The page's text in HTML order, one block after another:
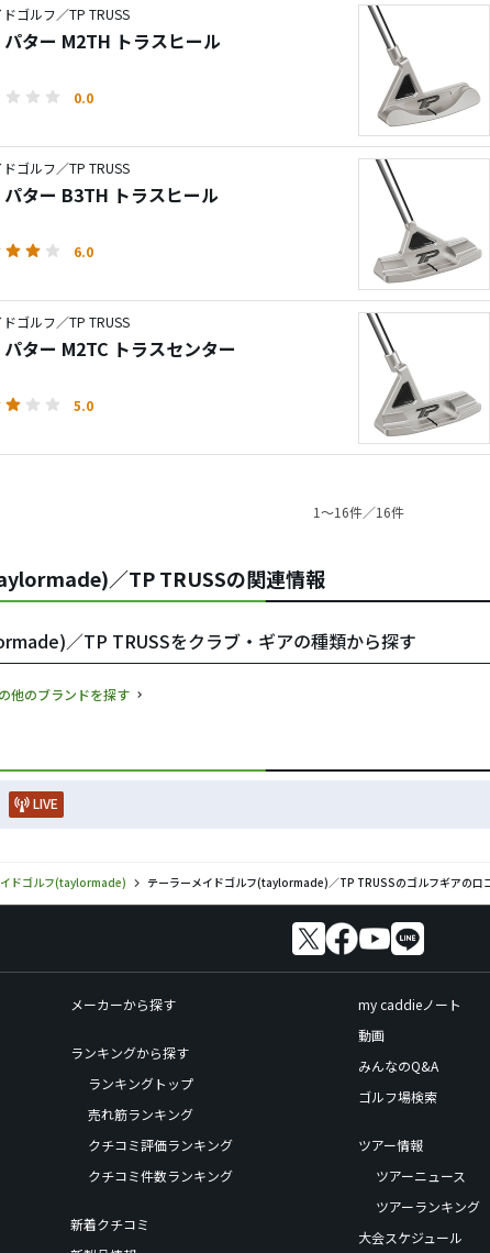
ゴルフ／TP TRUSS
ター M2TH トラスヒール
0.0
ゴルフ／TP TRUSS
ター B3TH トラスヒール
6.0
ゴルフ／TP TRUSS
ター M2TC トラスセンター
5.0
1〜16件／16件
／TP TRUSSの関連情報
／TP TRUSSをクラブ・ギアの種類から探す
他のブランドを探す
LIVE
ドゴルフ(taylormade) テーラーメイドゴルフ(taylormade)／TP TRUSSのゴルフギアの口
メーカーから探す
ランキングから探す
ランキングトップ
売れ筋ランキング
クチコミ評価ランキング
クチコミ件数ランキング
新着クチコミ
my caddieノート
動画
みんなのQ&A
ゴルフ場検索
ツアー情報
ツアーニュース
ツアーランキング
大会スケジュール